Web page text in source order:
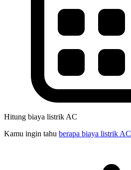
Hitung biaya listrik AC
Kamu ingin tahu berapa biaya listrik AC